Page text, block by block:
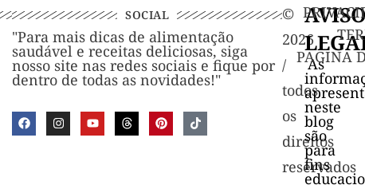
SOCIAL
"Para mais dicas de alimentação
saudável e receitas deliciosas, siga
nosso site nas redes sociais e fique por
dentro de todas as novidades!"
©️
2026
/
todos
os
direitos
reservados
PAGINA
As
neste
blog
são
para
fins